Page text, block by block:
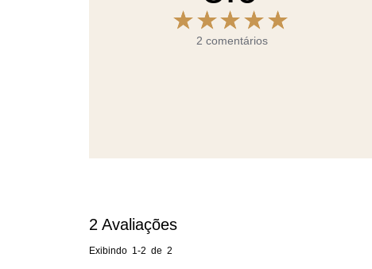
2 comentários
2 Avaliações
Exibindo 1-2 de 2